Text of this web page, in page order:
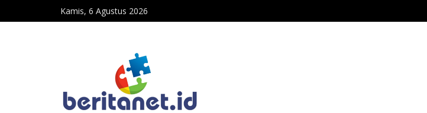
Skip to contentKamis, 6 Agustus 2026